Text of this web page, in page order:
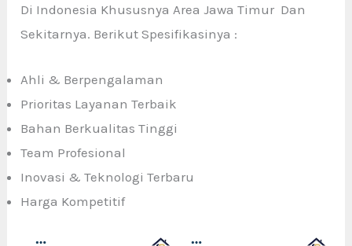
Di Indonesia Khususnya Area Jawa Timur Dan
Sekitarnya. Berikut Spesifikasinya :
Ahli & Berpengalaman
Prioritas Layanan Terbaik
Bahan Berkualitas Tinggi
Team Profesional
Inovasi & Teknologi Terbaru
Harga Kompetitif